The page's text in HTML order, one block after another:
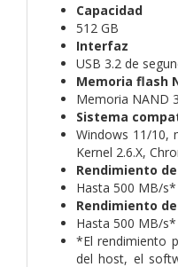
Capacidad
512 GB
Interfaz
USB 3.2 de
Memoria flash
Memoria NAND
Sistema
Windows 11/10,
Kernel 2.6.X,
Rendimiento
Hasta 500 MB/s*
Rendimiento
Hasta 500 MB/s*
*El rendimiento
del host, el